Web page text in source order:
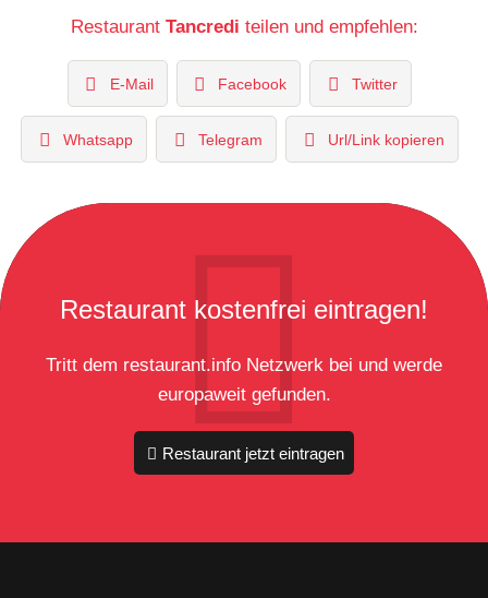
Restaurant Tancredi teilen und empfehlen:
E-Mail Facebook Twitter
Whatsapp Telegram Url/Link kopieren
Restaurant kostenfrei eintragen!
Tritt dem restaurant.info Netzwerk bei und werde
europaweit gefunden.
Restaurant jetzt eintragen